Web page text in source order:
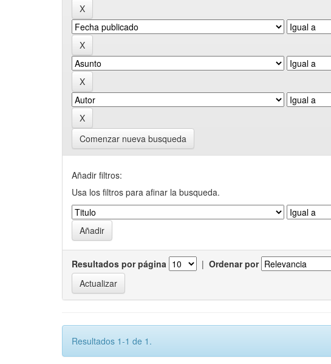
Comenzar nueva busqueda
Añadir filtros:
Usa los filtros para afinar la busqueda.
Resultados por página | Ordenar por
Resultados 1-1 de 1.